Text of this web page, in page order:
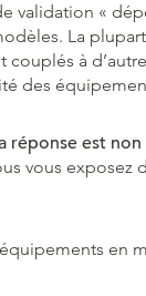
validation «
La
à
des
réponse est non
vous exposez
en